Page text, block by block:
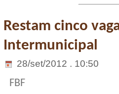
Restam cinco
Intermunicipal
28/set/2012 . 10:50
FBF